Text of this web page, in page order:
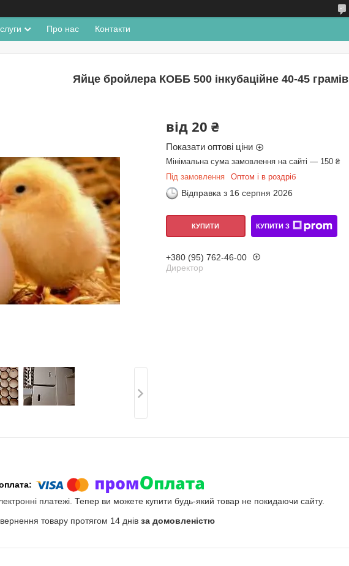
Про нас Контакти
Яйце бройлера КОББ 500 інкубаційне 40-45 грамів
від 20 ₴
Показати оптові ціни
Мінімальна сума замовлення на сайті — 150 ₴
Під замовлення
Оптом і в роздріб
Відправка з 16 серпня 2026
КУПИТИ КУПИТИ З
+380 (95) 762-46-00
Директор
платежі. Тепер ви можете купити будь-який товар не покидаючи сайту.
товару протягом 14 днів за домовленістю